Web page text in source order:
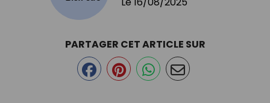
PARTAGER CET ARTICLE SUR